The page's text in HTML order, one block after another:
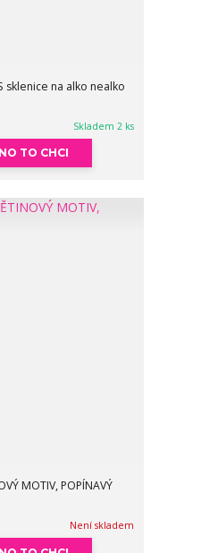
sklenice na alko nealko
Skladem 2 ks
TO CHCI
MOTIV, POPÍNAVÝ
Není skladem